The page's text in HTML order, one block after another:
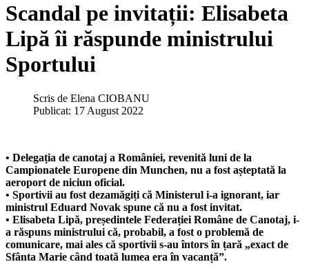
Scandal pe invitații: Elisabeta
Lipă îi răspunde ministrului
Sportului
Scris de Elena CIOBANU
Publicat: 17 August 2022
• Delegația de canotaj a României, revenită luni de la
Campionatele Europene din Munchen, nu a fost așteptată la
aeroport de niciun oficial.
• Sportivii au fost dezamăgiți că Ministerul i-a ignorant, iar
ministrul Eduard Novak spune că nu a fost invitat.
• Elisabeta Lipă, președintele Federației Române de Canotaj, i-
a răspuns ministrului că, probabil, a fost o problemă de
comunicare, mai ales că sportivii s-au întors în țară „exact de
Sfânta Marie când toată lumea era în vacanță”.